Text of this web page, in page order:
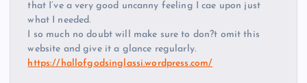
that I’ve a very good uncanny feeling I cae upon just
what I needed.
I so much no doubt will make sure to don?t omit this
website and give it a glance regularly.
https://hallofgodsinglassi.wordpress.com/